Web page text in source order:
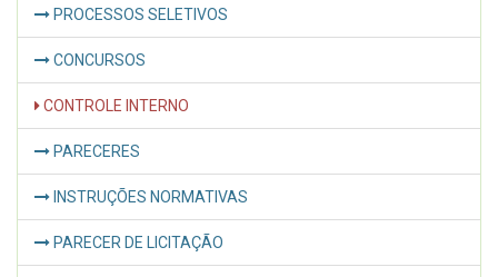
PROCESSOS SELETIVOS
CONCURSOS
CONTROLE INTERNO
PARECERES
INSTRUÇÕES NORMATIVAS
PARECER DE LICITAÇÃO